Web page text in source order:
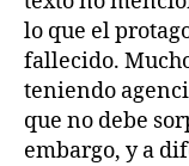
lo que el
fallecido.
teniendo
que no debe
embargo, y a